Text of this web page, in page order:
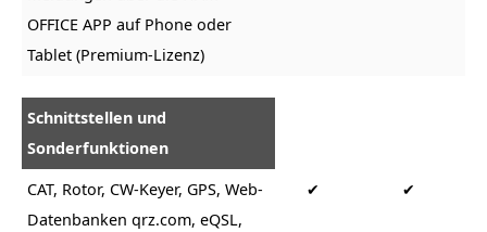
OFFICE APP auf Phone oder
Tablet (Premium-Lizenz)
Schnittstellen und
Sonderfunktionen
CAT, Rotor, CW-Keyer, GPS, Web-
Datenbanken qrz.com, eQSL,
✔ ✔